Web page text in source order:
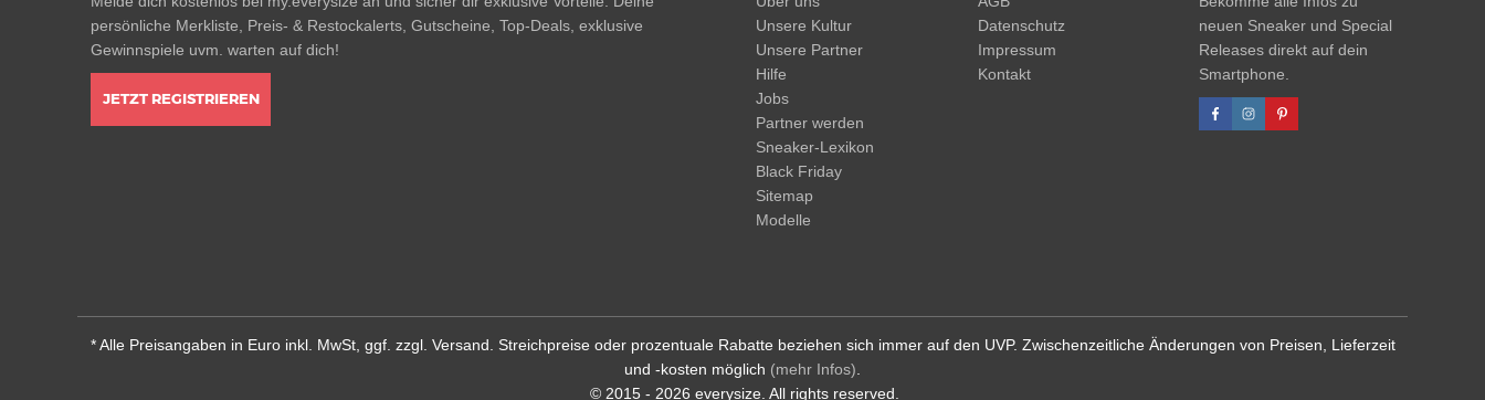
persönliche Merkliste, Preis- & Restockalerts, Gutscheine, Top-Deals, exklusive
Gewinnspiele uvm. warten auf dich!
JETZT REGISTRIEREN
Unsere Kultur
Unsere Partner
Hilfe
Jobs
Partner werden
Sneaker-Lexikon
Black Friday
Sitemap
Modelle
Datenschutz
Impressum
Kontakt
neuen Sneaker und Special
Releases direkt auf dein
Smartphone.
* Alle Preisangaben in Euro inkl. MwSt, ggf. zzgl. Versand. Streichpreise oder prozentuale Rabatte beziehen sich immer auf den UVP. Zwischenzeitliche Änderungen von Preisen, Lieferzeit
und -kosten möglich (mehr Infos).
© 2015 - 2026 everysize. All rights reserved.